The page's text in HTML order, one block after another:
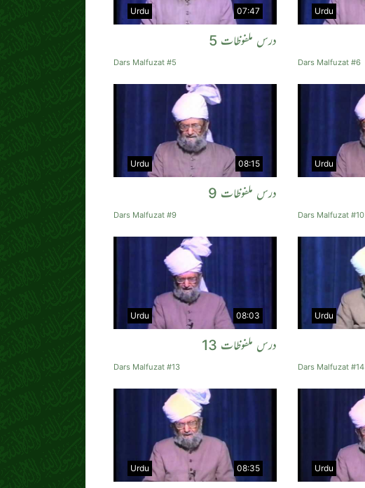
07:47
Urdu
درس ملفوظات 5
Dars Malfuzat #5
Urdu
Dars Malfuzat #6
08:15
Urdu
درس ملفوظات 9
Dars Malfuzat #9
Urdu
Dars Malfuzat #10
08:03
Urdu
درس ملفوظات 13
Dars Malfuzat #13
Urdu
Dars Malfuzat #14
08:35
Urdu Urdu